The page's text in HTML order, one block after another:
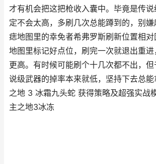
才有机会把这把枪收入囊中。毕竟是传
定不会太高，多刷几次总能蹲到的，别
痣地图里的幸免者希弗罗斯刷新位置相
地图里标记好点位，刷完一次就退出重
更高。有时候可能刷个十几次都不出，
说级武器的掉率本来就低，坚持下去总
之地 3 冰霜九头蛇 获得策略及超强实战
主之地3冰冻